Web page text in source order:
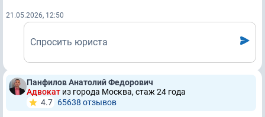
21.05.2026, 12:50
Спросить юриста
Панфилов Анатолий Федорович
Адвокат из города Москва, стаж 24 годa
4.7 65638 отзывов